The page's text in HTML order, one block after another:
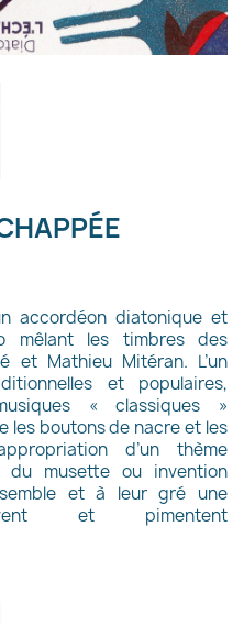
accordéon diatonique et
mêlant les timbres des
et Mathieu Mitéran. L’un
et populaires,
« classiques »
les boutons de nacre et les
d’un thème
du musette ou invention
et à leur gré une
et pimentent